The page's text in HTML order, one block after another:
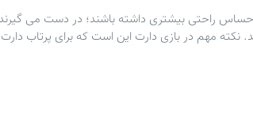
احساس راحتی بیشتری داشته باشند؛ در دست می
مهم در بازی دارت این است که برای پرتاب